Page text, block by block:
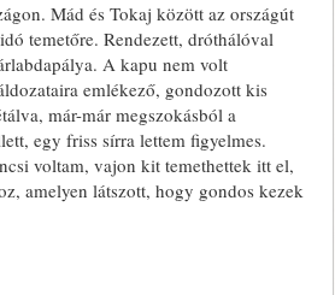
Mád és Tokaj között az országút
temetőre. Rendezett, dróthálóval
A kapu nem volt
emlékező, gondozott kis
már-már megszokásból a
egy friss sírra lettem figyelmes.
voltam, vajon kit temethettek itt el,
amelyen látszott, hogy gondos kezek